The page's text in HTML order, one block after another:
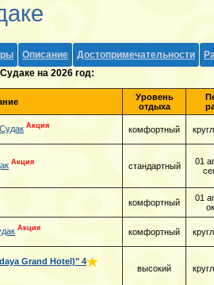
Описание Достопримечательности
на 2026 год:
Уровень
отдыха
Акция комфортный
Акция стандартный
01
комфортный
01
Акция комфортный
Grand Hotel)" 4
высокий